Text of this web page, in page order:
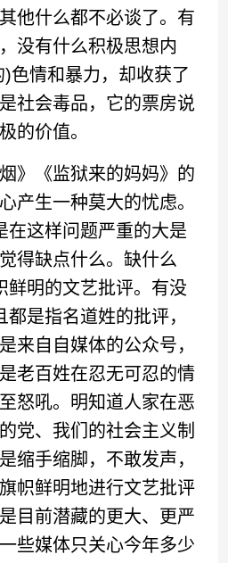
他什么都不必谈了。有
没有什么积极思想内
色情和暴力，却收获了
社会毒品，它的票房说
的价值。
《监狱来的妈妈》的
产生一种莫大的忧虑。
在这样问题严重的大是
得缺点什么。缺什么
鲜明的文艺批评。有没
是指名道姓的批评，
来自自媒体的公众号，
老百姓在忍无可忍的情
怒吼。明知道人家在恶
党、我们的社会主义制
缩手缩脚，不敢发声，
帜鲜明地进行文艺批评
目前潜藏的更大、更严
些媒体只关心今年多少